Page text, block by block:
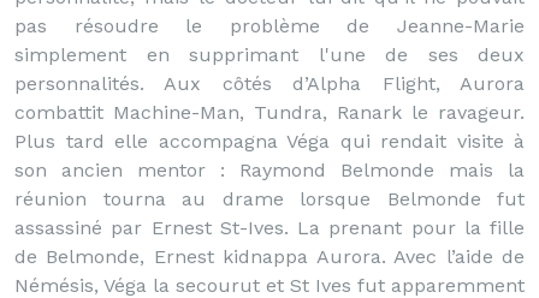
pas résoudre le problème de Jeanne-Marie
simplement en supprimant l'une de ses deux
personnalités. Aux côtés d’Alpha Flight, Aurora
combattit Machine-Man, Tundra, Ranark le ravageur.
Plus tard elle accompagna Véga qui rendait visite à
son ancien mentor : Raymond Belmonde mais la
réunion tourna au drame lorsque Belmonde fut
assassiné par Ernest St-Ives. La prenant pour la fille
de Belmonde, Ernest kidnappa Aurora. Avec l’aide de
Némésis, Véga la secourut et St Ives fut apparemment